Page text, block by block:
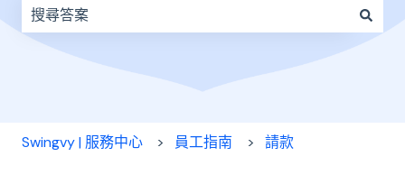
因為搜尋欄位空白，因此沒有建議。
Swingvy | 服務中心 員工指南 請款